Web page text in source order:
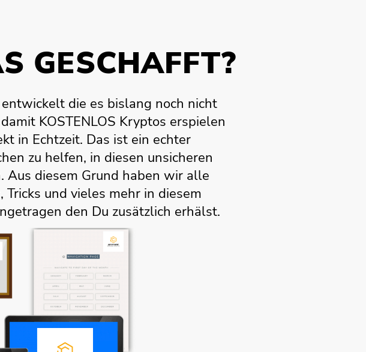
GESCHAFFT?
die es bislang noch nicht
KOSTENLOS Kryptos erspielen
in Echtzeit. Das ist ein echter
zu helfen, in diesen unsicheren
Aus diesem Grund haben wir alle
Tricks und vieles mehr in diesem
den Du zusätzlich erhälst.
Sie: